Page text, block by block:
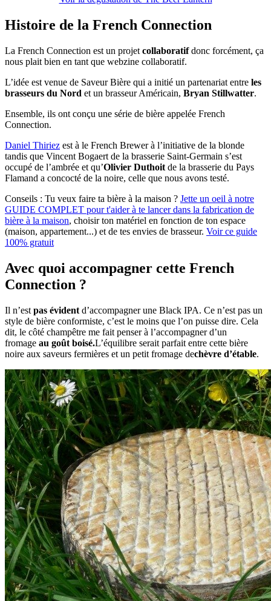
Histoire de la French Connection
La French Connection est un projet collaboratifdonc forcément, ça
nous plait bien en tant que webzine collaboratif.
L’idée est venue de Saveur Bière qui a initié un partenariat entre les
brasseurs du Nord et un brasseur Américain, Bryan Stillwatter.
Ensemble, ils ont conçu une série de bière appelée French
Connection.
Daniel Thiriez est à le French Brewer à l’initiative de la blonde
tandis que Vincent Bogaert de la brasserie Saint-Germain s’est
occupé de l’ambrée et qu’Olivier Duthoit de la brasserie du Pays
Flamand a concocté de la noire, celle que nous avons testé.
Conseils : Tu veux faire ta bière à la maison ? Jette un oeil à notre
GUIDE COMPLET pour t'aider à te lancer dans la fabrication de
bière à la maison, choisir ton matériel en fonction de ton espace
(maison, appartement...) et de tes envies de brasseur. Voir ce guide
100% gratuit
Avec quoi accompagner cette French
Connection ?
Il n’est pas évident d’accompagner une Black IPA. Ce n’est pas un
style de bière conformiste, c’est le moins que l’on puisse dire. Cela
dit, le côté champêtre me fait penser à l’accompagner d’un
fromage au goût boisé.L’équilibre serait parfait entre cette bière
noire aux saveurs fermières et un petit fromage dechèvre d’étable.